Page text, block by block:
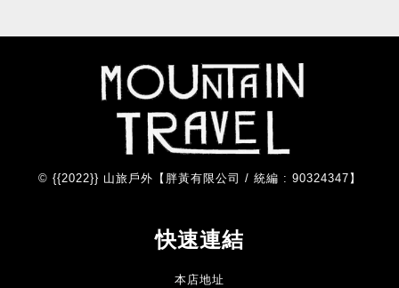
© {{2022}} 山旅戶外【胖黃有限公司 / 統編 : 90324347】
快速連結
本店地址